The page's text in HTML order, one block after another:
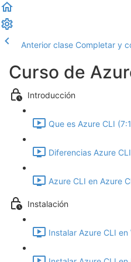
Anterior clase Completar y
Curso de
Introducción
Que es Azure CLI
Diferencias Azure
Azure CLI en Azure
Instalación
Instalar Azure CLI